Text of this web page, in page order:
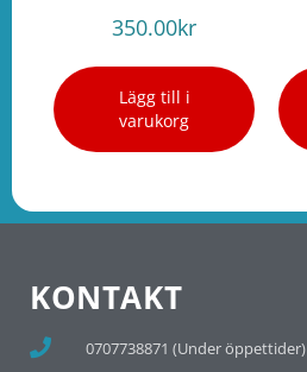
350.00kr
Lägg till i
varukorg
KONTAKT
0707738871 (Under öppettider)